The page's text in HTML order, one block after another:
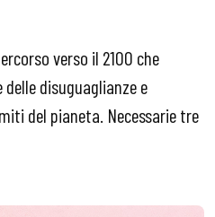
verso il 2100 che
disuguaglianze e
del pianeta. Necessarie tre